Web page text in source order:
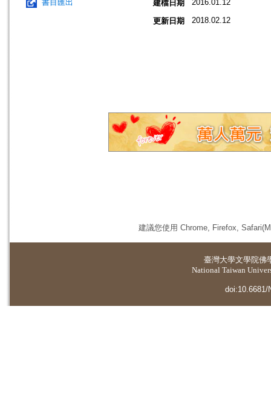
書目匯出 建檔日期 2016.01.12
更新日期 2018.02.12
建議您使用 Chrome, Firefox,
臺灣大學文學院佛
National Taiwan
doi:10.6681/